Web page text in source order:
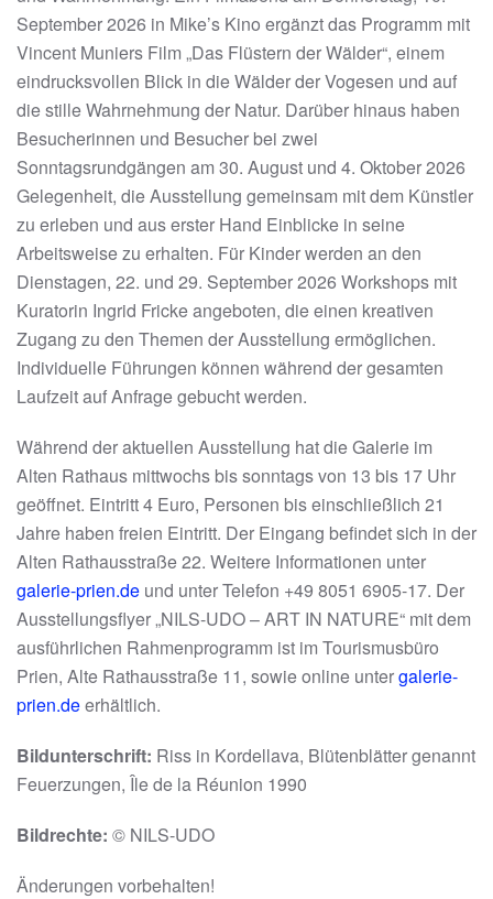
September 2026 in Mike’s Kino ergänzt das Programm mit
Vincent Muniers Film „Das Flüstern der Wälder“, einem
eindrucksvollen Blick in die Wälder der Vogesen und auf
die stille Wahrnehmung der Natur. Darüber hinaus haben
Besucherinnen und Besucher bei zwei
Sonntagsrundgängen am 30. August und 4. Oktober 2026
Gelegenheit, die Ausstellung gemeinsam mit dem Künstler
zu erleben und aus erster Hand Einblicke in seine
Arbeitsweise zu erhalten. Für Kinder werden an den
Dienstagen, 22. und 29. September 2026 Workshops mit
Kuratorin Ingrid Fricke angeboten, die einen kreativen
Zugang zu den Themen der Ausstellung ermöglichen.
Individuelle Führungen können während der gesamten
Laufzeit auf Anfrage gebucht werden.
Während der aktuellen Ausstellung hat die Galerie im
Alten Rathaus mittwochs bis sonntags von 13 bis 17 Uhr
geöffnet. Eintritt 4 Euro, Personen bis einschließlich 21
Jahre haben freien Eintritt. Der Eingang befindet sich in der
Alten Rathausstraße 22. Weitere Informationen unter
galerie-prien.de und unter Telefon +49 8051 6905-17. Der
Ausstellungsflyer „NILS-UDO – ART IN NATURE“ mit dem
ausführlichen Rahmenprogramm ist im Tourismusbüro
Prien, Alte Rathausstraße 11, sowie online untergalerie-
prien.deerhältlich.
Bildunterschrift: Riss in Kordellava, Blütenblätter genannt
Feuerzungen, Île de la Réunion 1990
Bildrechte: © NILS-UDO
Änderungen vorbehalten!